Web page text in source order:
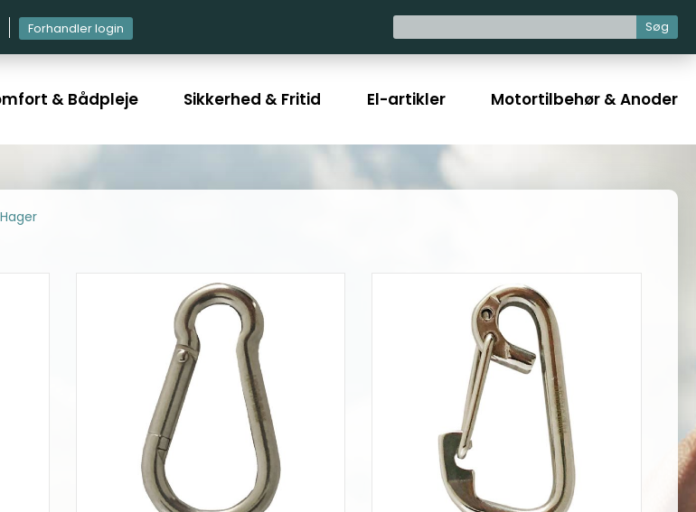
Forhandler login Søg
& Bådpleje Sikkerhed & Fritid El-artikler Motortilbehør & Anoder
Hager